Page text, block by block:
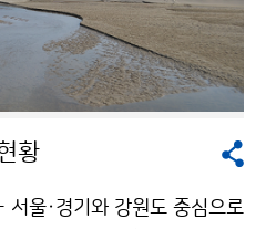
황
울·경기와 강원도 중심으로